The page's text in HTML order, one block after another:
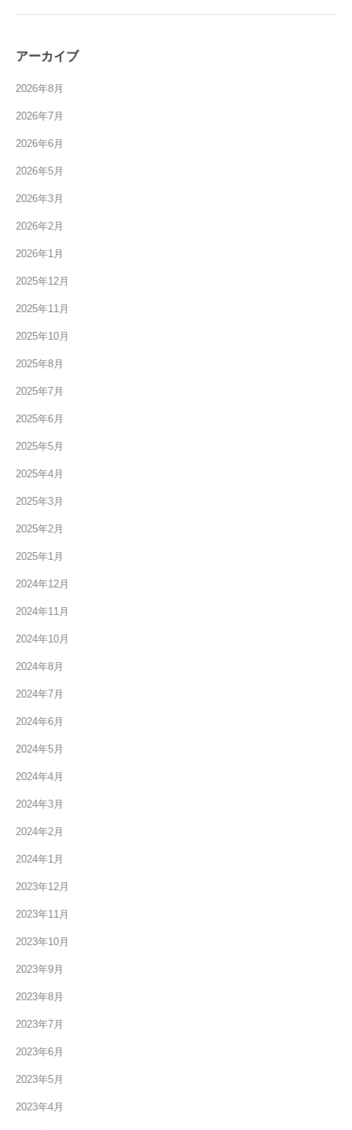
アーカイブ
2026年8月
2026年7月
2026年6月
2026年5月
2026年3月
2026年2月
2026年1月
2025年12月
2025年11月
2025年10月
2025年8月
2025年7月
2025年6月
2025年5月
2025年4月
2025年3月
2025年2月
2025年1月
2024年12月
2024年11月
2024年10月
2024年8月
2024年7月
2024年6月
2024年5月
2024年4月
2024年3月
2024年2月
2024年1月
2023年12月
2023年11月
2023年10月
2023年9月
2023年8月
2023年7月
2023年6月
2023年5月
2023年4月